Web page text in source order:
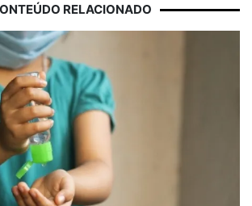
RELACIONADO